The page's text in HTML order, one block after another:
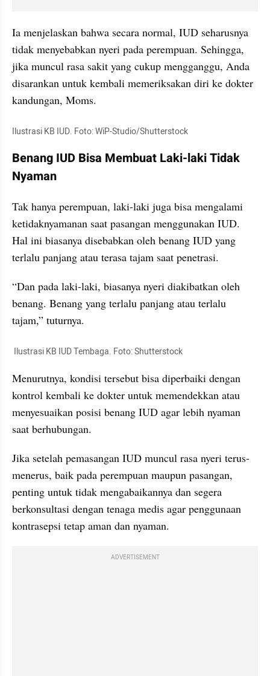
Ia menjelaskan bahwa secara normal, IUD seharusnya
tidak menyebabkan nyeri pada perempuan. Sehingga,
jika muncul rasa sakit yang cukup mengganggu, Anda
disarankan untuk kembali memeriksakan diri ke dokter
kandungan, Moms.
Ilustrasi KB IUD. Foto: WiP-Studio/Shutterstock
Benang IUD Bisa Membuat Laki-laki Tidak
Nyaman
Tak hanya perempuan, laki-laki juga bisa mengalami
ketidaknyamanan saat pasangan menggunakan IUD.
Hal ini biasanya disebabkan oleh benang IUD yang
terlalu panjang atau terasa tajam saat penetrasi.
“Dan pada laki-laki, biasanya nyeri diakibatkan oleh
benang. Benang yang terlalu panjang atau terlalu
tajam,” tuturnya.
Ilustrasi KB IUD Tembaga. Foto: Shutterstock
Menurutnya, kondisi tersebut bisa diperbaiki dengan
kontrol kembali ke dokter untuk memendekkan atau
menyesuaikan posisi benang IUD agar lebih nyaman
saat berhubungan.
Jika setelah pemasangan IUD muncul rasa nyeri terus-
menerus, baik pada perempuan maupun pasangan,
penting untuk tidak mengabaikannya dan segera
berkonsultasi dengan tenaga medis agar penggunaan
kontrasepsi tetap aman dan nyaman.
ADVERTISEMENT